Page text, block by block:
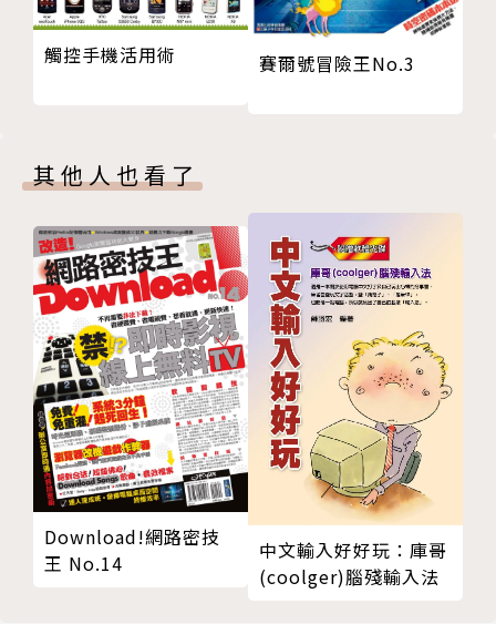
觸控手機活用術 賽爾號冒險王No.3
其他人也看了
Download!網路密技
王 No.14
中文輸入好好玩：庫哥
(coolger)腦殘輸入法